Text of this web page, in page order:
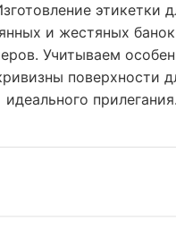
этикетки
и жестяных
Учитываем
поверхности
идеального прилегания.